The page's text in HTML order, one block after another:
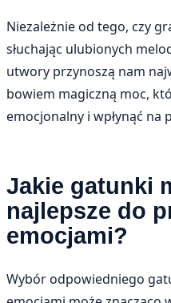
Niezależnie od tego, czy
słuchając ulubionych
utwory przynoszą nam
bowiem magiczną moc,
emocjonalny i wpłynąć na
Jakie gatunki
najlepsze do
emocjami?
Wybór odpowiedniego